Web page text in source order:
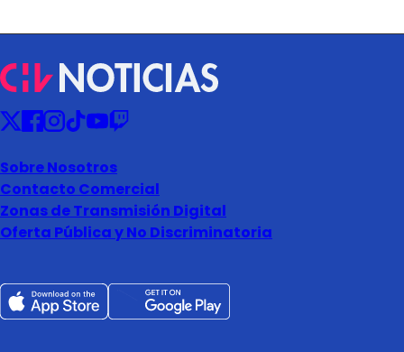
Sobre Nosotros
Contacto Comercial
Zonas de Transmisión Digital
Oferta Pública y No Discriminatoria